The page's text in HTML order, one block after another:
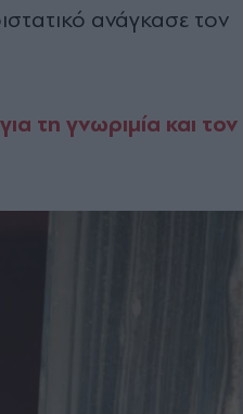
ανάγκασε τον
τη γνωριμία και τον